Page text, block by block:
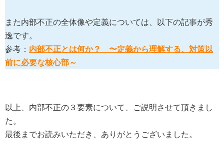
また内部不正の全体像や定義については、以下の記事が秀
逸です。
参考： 内部不正とは何か？ 〜定義から理解する、対策以
前に必要な核心部～
以上、内部不正の３要素について、ご説明させて頂きまし
た。
最後までお読みいただき、ありがとうございました。